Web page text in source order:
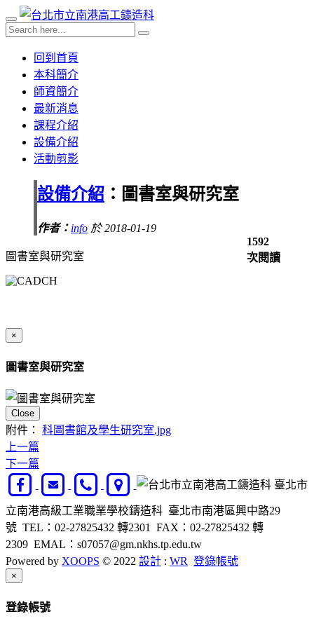
回到首頁
本科簡介
師資簡介
最新消息
課程介紹
設備介紹
活動剪影
設備介紹 ：圖書室與研究室
作者： info 於 2018-01-19
1592
次閱讀
圖書室與研究室
×
圖書室與研究室
Close
附件： 科圖書館及學生研究室.jpg
上一篇
下一篇
臺北市
立南港高級工業職業學校鑄造科 臺北市南港區興中路29
號 TEL：02-27825432 轉2301 FAX：02-27825432 轉
2309 EMAL：s07057@gm.nkhs.tp.edu.tw
Powered by XOOPS © 2022 設計 : WR 登錄帳號
×
登錄帳號